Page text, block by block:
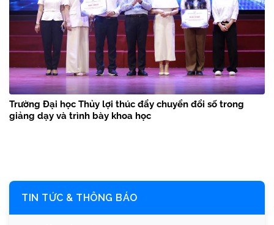
Trường Đại học Thủy lợi thúc đẩy chuyển đổi số trong
giảng dạy và trình bày khoa học
TIN TỨC & THÔNG BÁO